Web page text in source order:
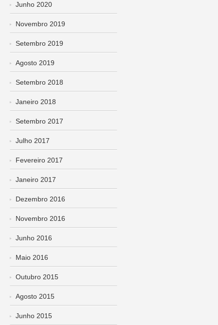
Junho 2020
Novembro 2019
Setembro 2019
Agosto 2019
Setembro 2018
Janeiro 2018
Setembro 2017
Julho 2017
Fevereiro 2017
Janeiro 2017
Dezembro 2016
Novembro 2016
Junho 2016
Maio 2016
Outubro 2015
Agosto 2015
Junho 2015